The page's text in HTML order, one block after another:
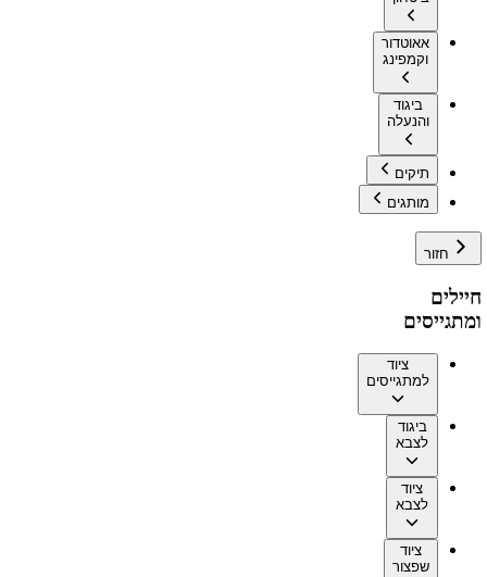
אאוטדור
וקמפינג
ביגוד
והנעלה
תיקים
מותגים
חזור
חיילים
ומתגייסים
ציוד
למתגייסים
ביגוד
לצבא
ציוד
לצבא
ציוד
שפצור